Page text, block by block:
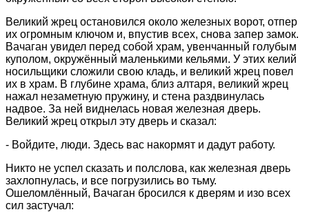
Великий жрец остановился около железных ворот, отпер
их огромным ключом и, впустив всех, снова запер замок.
Вачаган увидел перед собой храм, увенчанный голубым
куполом, окружённый маленькими кельями. У этих келий
носильщики сложили свою кладь, и великий жрец повел
их в храм. В глубине храма, близ алтаря, великий жрец
нажал незаметную пружину, и стена раздвинулась
надвое. За ней виднелась новая железная дверь.
Великий жрец открыл эту дверь и сказал:
- Войдите, люди. Здесь вас накормят и дадут работу.
Никто не успел сказать и полслова, как железная дверь
захлопнулась, и все погрузились во тьму.
Ошеломлённый, Вачаган бросился к дверям и изо всех
сил застучал: